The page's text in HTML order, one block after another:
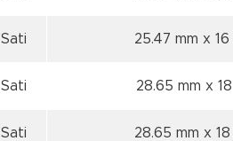
Sati 25.47 mm x
Sati 28.65 mm x
Sati 28.65 mm x